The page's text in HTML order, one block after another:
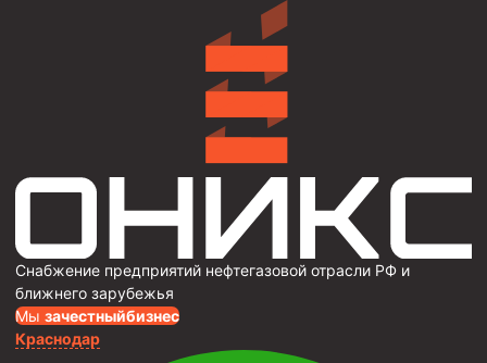
Снабжение предприятий нефтегазовой отрасли РФ и
ближнего зарубежья
Мы зачестныйбизнес
Краснодар